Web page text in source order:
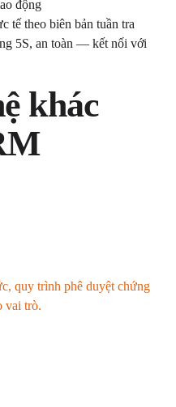
động
tế theo biên bản tuần tra
5S, an toàn — kết nối với
khác
quy trình phê duyệt chứng
vai trò.